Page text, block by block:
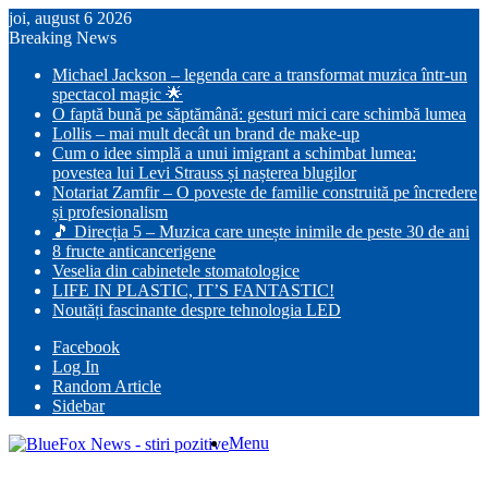
joi, august 6 2026
Breaking News
Michael Jackson – legenda care a transformat muzica într-un
spectacol magic 🌟
O faptă bună pe săptămână: gesturi mici care schimbă lumea
Lollis – mai mult decât un brand de make-up
Cum o idee simplă a unui imigrant a schimbat lumea:
povestea lui Levi Strauss și nașterea blugilor
Notariat Zamfir – O poveste de familie construită pe încredere
și profesionalism
🎵 Direcția 5 – Muzica care unește inimile de peste 30 de ani
8 fructe anticancerigene
Veselia din cabinetele stomatologice
LIFE IN PLASTIC, IT’S FANTASTIC!
Noutăți fascinante despre tehnologia LED
Facebook
Log In
Random Article
Sidebar
Menu